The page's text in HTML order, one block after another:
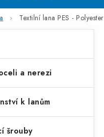
Textilní lana PES - Polyester
a nerezi
k lanům
šrouby